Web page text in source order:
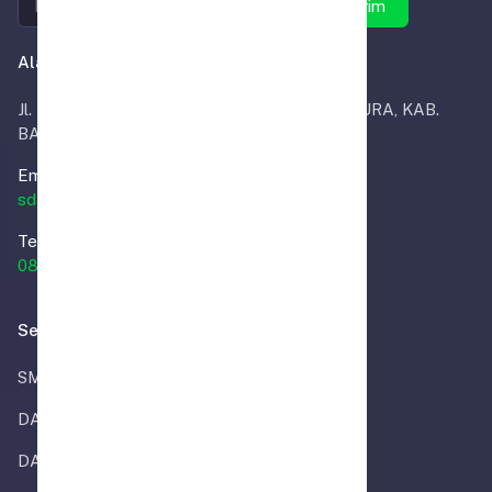
Kirim
Alamat Kantor
Jl. Masjid RT.02, INDRA SARI, KEC. MARTAPURA, KAB.
BANJAR
Email.
sdalammuhammadiyahmtp@sdalmira.sch.id
Telp.
0851-2293-2018
Selengkapnya
SMP ALMIRA
DAPODIK
DATA REFERENSI